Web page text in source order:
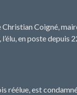
Coigné,
en poste
est